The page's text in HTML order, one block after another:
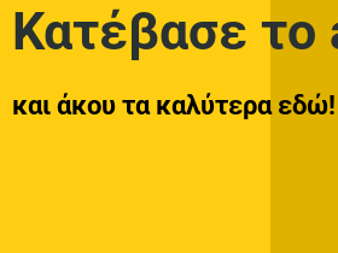
Κατέβασε το
και άκου τα καλύτερα εδώ!